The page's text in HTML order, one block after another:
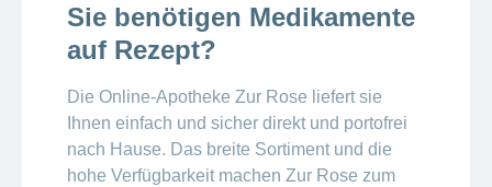
Sie benötigen Medikamente
auf Rezept?
Die Online-Apotheke Zur Rose liefert sie
Ihnen einfach und sicher direkt und portofrei
nach Hause. Das breite Sortiment und die
hohe Verfügbarkeit machen Zur Rose zum